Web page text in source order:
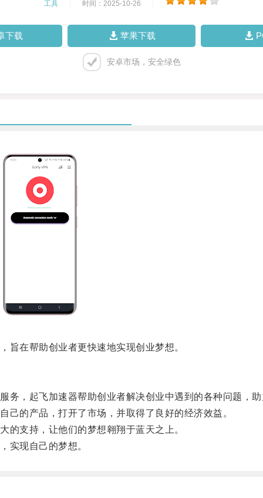
工具 时间：2025-10-26
下载 苹果下载
安卓市场，安全绿色
在帮助创业者更快速地实现创业梦想。
起飞加速器帮助创业者解决创业中遇到的各种问题，助
的产品，打开了市场，并取得了良好的经济效益。
支持，让他们的梦想翱翔于蓝天之上。
现自己的梦想。